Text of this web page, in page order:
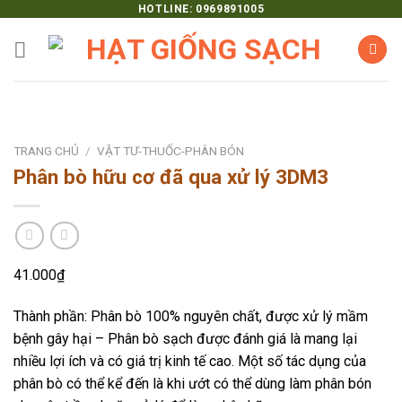
content
HOTLINE: 0969891005
TRANG CHỦ / VẬT TƯ-THUỐC-PHÂN BÓN
Phân bò hữu cơ đã qua xử lý 3DM3
41.000₫
Thành phần: Phân bò 100% nguyên chất, được xử lý mầm
bệnh gây hại – Phân bò sạch được đánh giá là mang lại
nhiều lợi ích và có giá trị kinh tế cao. Một số tác dụng của
phân bò có thể kể đến là khi ướt có thể dùng làm phân bón